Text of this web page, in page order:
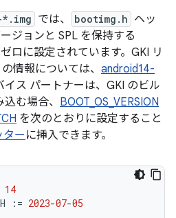
では、 bootimg.h ヘッ
ジョンと SPL を保持する
ロに設定されています。GKI リ
情報については、 android14-
ス パートナーは、GKI のビル
む場合、 BOOT_OS_VERSION
を次のとおりに設定すること
ターに挿入できます。
14
:= 2023-07-05